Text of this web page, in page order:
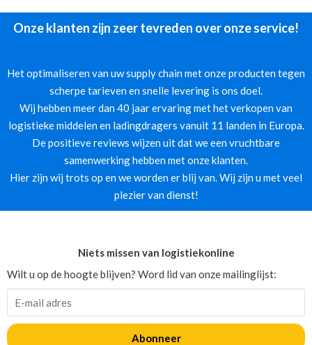
Onze klanten zijn zeer tevreden over onze service!
Het optimaliseren van uw supply chain met onze producten tegen
scherpe tarieven en snelle levering is ons doel.
Wij hebben meer dan 40 jaar ervaring met het verkopen van
logistieke middelen en ladingdragers vanuit 11 landen in Europa.
De positieve reviews wijzen uit dat we een vruchtbare
samenwerking hebben met onze klanten.
Hier zijn wij trots op en we worden er blij van. Wij zijn u met veel
plezier van dienst!
Niets missen van logistiekonline
Wilt u op de hoogte blijven? Word lid van onze mailinglijst:
Abonneer